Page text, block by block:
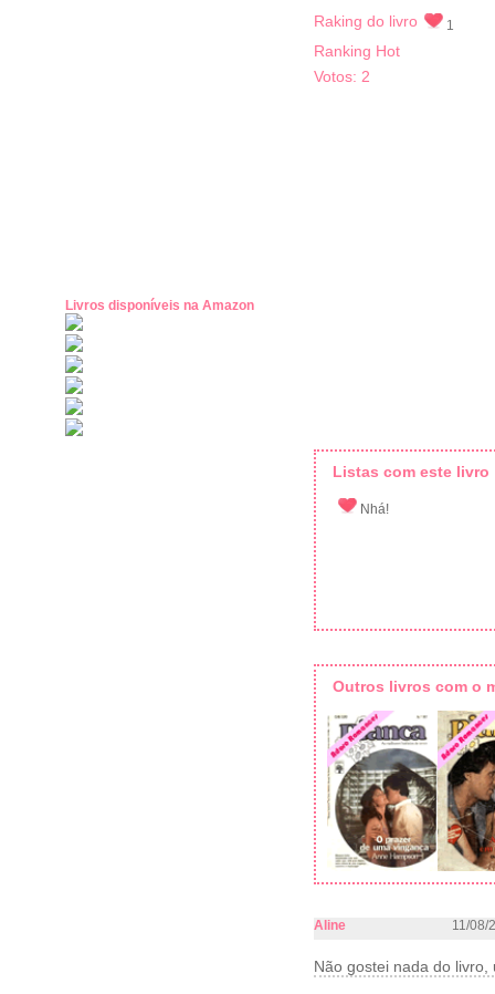
Livros disponíveis na Amazon
Raking do livro 1
Ranking Hot
Votos: 2
Listas com este livro
Nhá!
Outros livros com o
Aline 11/08/
Não gostei nada do